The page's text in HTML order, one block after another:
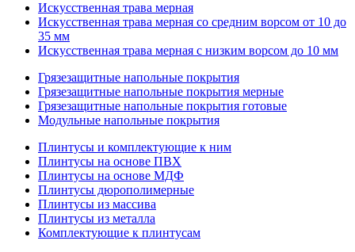
Искуccтвенная трава мерная
Искусственная трава мерная со средним ворсом от 10 до
35 мм
Искусственная трава мерная с низким ворсом до 10 мм
Грязезащитные напольные покрытия
Грязезащитные напольные покрытия мерные
Грязезащитные напольные покрытия готовые
Модульные напольные покрытия
Плинтусы и комплектующие к ним
Плинтусы на основе ПВХ
Плинтусы на основе МДФ
Плинтусы дюрополимерные
Плинтусы из массива
Плинтусы из металла
Комплектующие к плинтусам